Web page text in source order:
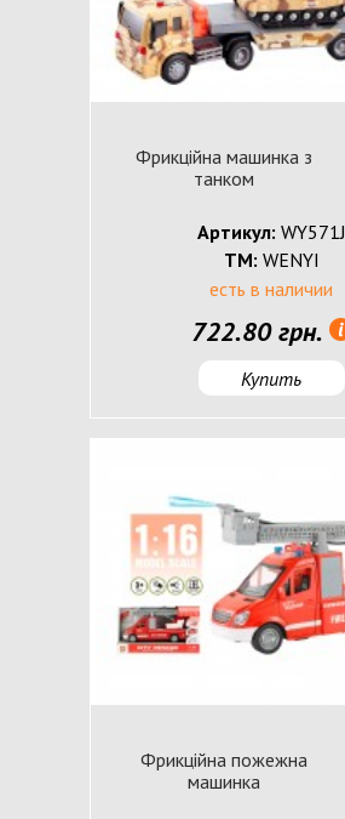
Фрикційна машинка з
танком
Артикул: WY571J
ТМ: WENYI
есть в наличии
722.80 грн.
Купить
Фрикційна пожежна
машинка